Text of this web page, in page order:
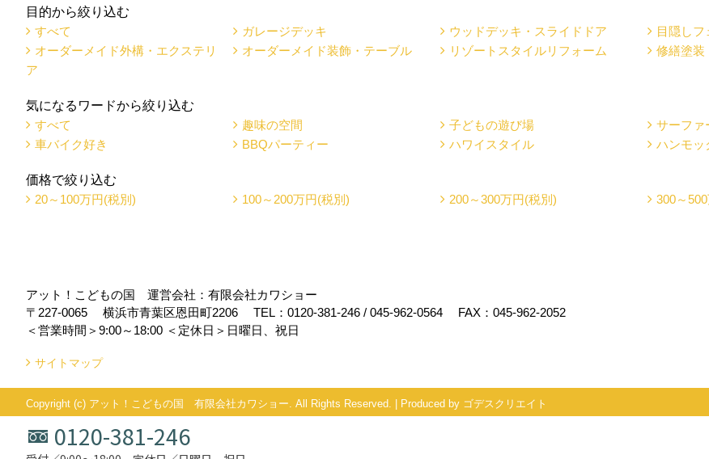
目的から絞り込む
すべて
ガレージデッキ ウッドデッキ・スライドドア 目隠し
オーダーメイド外構・エクステリ
ア
オーダーメイド装飾・テーブル リゾートスタイルリフォーム 修繕塗装
気になるワードから絞り込む
すべて
趣味の空間 子どもの遊び場 サーファ
車バイク好き
BBQパーティー ハワイスタイル ハンモッ
価格で絞り込む
20～100万円(税別)
100～200万円(税別) 200～300万円(税別) 300～
アット！こどもの国 運営会社：有限会社カワショー
〒227-0065
横浜市青葉区恩田町2206 TEL： 0120-381-246 / 045-962-0564
FAX：045-962-2052
＜営業時間＞9:00～18:00 ＜定休日＞日曜日、祝日
サイトマップ
Copyright (c) アット！こどもの国 有限会社カワショー. All Rights Reserved. Produced by ゴデスクリエイト
0120-381-246